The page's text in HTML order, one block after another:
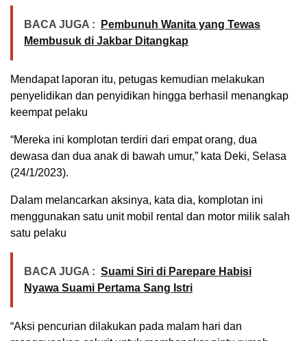
BACA JUGA :
Pembunuh Wanita yang Tewas
Membusuk di Jakbar Ditangkap
Mendapat laporan itu, petugas kemudian melakukan
penyelidikan dan penyidikan hingga berhasil menangkap
keempat pelaku
“Mereka ini komplotan terdiri dari empat orang, dua
dewasa dan dua anak di bawah umur,” kata Deki, Selasa
(24/1/2023).
Dalam melancarkan aksinya, kata dia, komplotan ini
menggunakan satu unit mobil rental dan motor milik salah
satu pelaku
BACA JUGA : Suami Siri di Parepare Habisi
Nyawa Suami Pertama Sang Istri
“Aksi pencurian dilakukan pada malam hari dan